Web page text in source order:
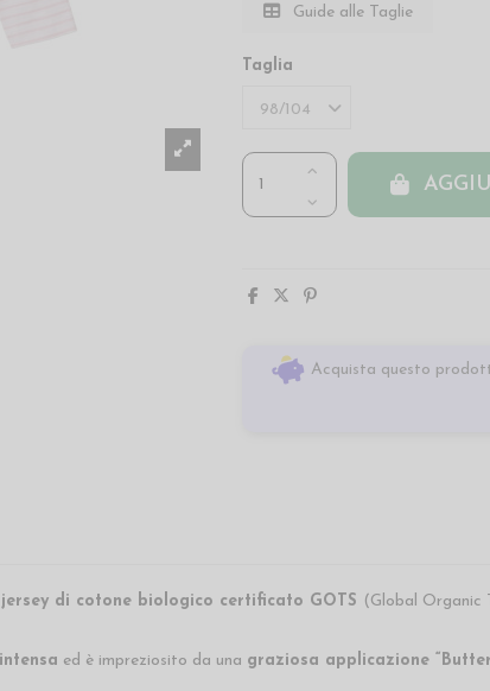
Guide alle Taglie
Taglia
Acquista questo
jersey di cotone biologico certificato GOTS (Global Organic
ed è impreziosito da una graziosa applicazione